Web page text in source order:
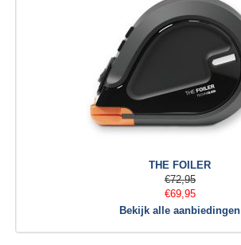
THE FOILER
€72,95
€69,95
Bekijk alle aanbiedingen